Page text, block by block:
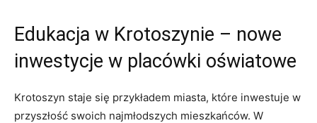
Edukacja w Krotoszynie – nowe
inwestycje w placówki oświatowe
Krotoszyn staje się przykładem miasta, które inwestuje w
przyszłość swoich najmłodszych mieszkańców. W